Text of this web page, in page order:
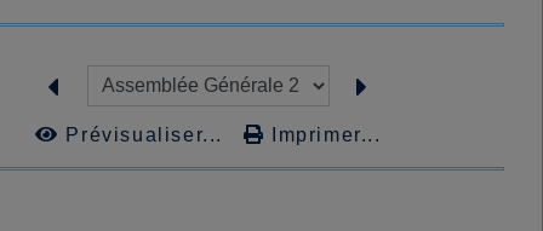
Prévisualiser... Imprimer...